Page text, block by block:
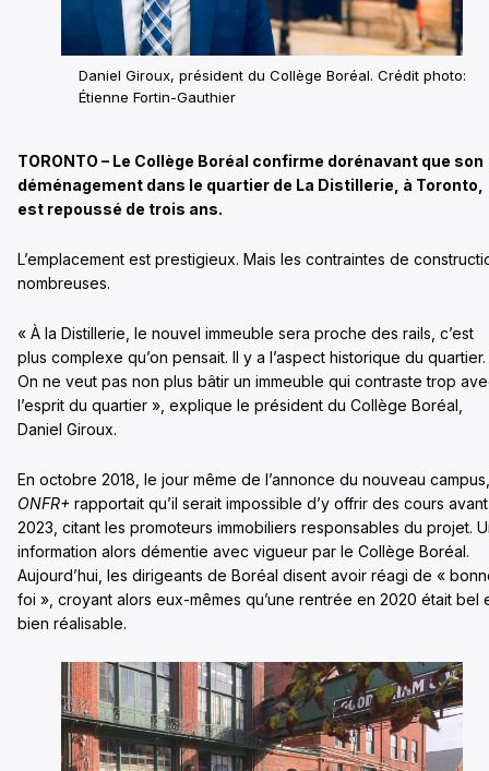
Daniel Giroux, président du Collège Boréal. Crédit photo:
Étienne Fortin-Gauthier
TORONTO – Le Collège Boréal confirme dorénavant que son
déménagement dans le quartier de La Distillerie, à Toronto,
est repoussé de trois ans.
L’emplacement est prestigieux. Mais les contraintes de
nombreuses.
« À la Distillerie, le nouvel immeuble sera proche des rails, c’est
plus complexe qu’on pensait. Il y a l’aspect historique du quartier.
On ne veut pas non plus bâtir un immeuble qui contraste trop
l’esprit du quartier », explique le président du Collège Boréal,
Daniel Giroux.
En octobre 2018, le jour même de l’annonce du nouveau campus,
ONFR+ rapportait qu’il serait impossible d’y offrir des cours avant
2023, citant les promoteurs immobiliers responsables du projet.
information alors démentie avec vigueur par le Collège Boréal.
Aujourd’hui, les dirigeants de Boréal disent avoir réagi de «
foi », croyant alors eux-mêmes qu’une rentrée en 2020 était bel
bien réalisable.